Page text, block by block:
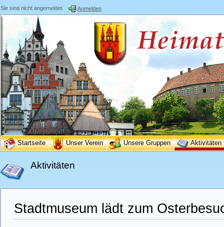
Sie sind nicht angemeldet. Anmelden
Startseite Unser Verein Unsere Gruppen Aktivitäten
Aktivitäten
Stadtmuseum lädt zum